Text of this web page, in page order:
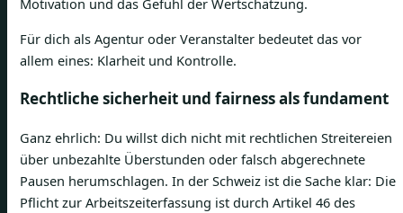
Motivation und das Gefühl der Wertschätzung.
Für dich als Agentur oder Veranstalter bedeutet das vor
allem eines: Klarheit und Kontrolle.
Rechtliche sicherheit und fairness als fundament
Ganz ehrlich: Du willst dich nicht mit rechtlichen Streitereien
über unbezahlte Überstunden oder falsch abgerechnete
Pausen herumschlagen. In der Schweiz ist die Sache klar: Die
Pflicht zur Arbeitszeiterfassung ist durch Artikel 46 des